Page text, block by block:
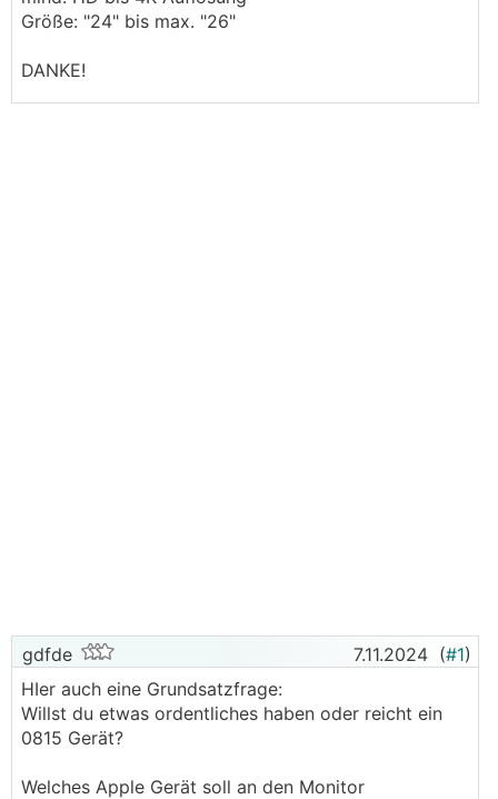
Größe: "24" bis max. "26"
DANKE!
gdfde 7.11.2024 (#1)
HIer auch eine Grundsatzfrage:
Willst du etwas ordentliches haben oder reicht ein
0815 Gerät?
Welches Apple Gerät soll an den Monitor